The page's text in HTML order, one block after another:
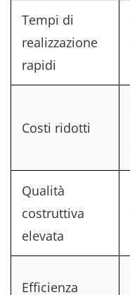
Tempi di
realizzazione
rapidi
Costi ridotti
Qualità
costruttiva
elevata
Efficienza